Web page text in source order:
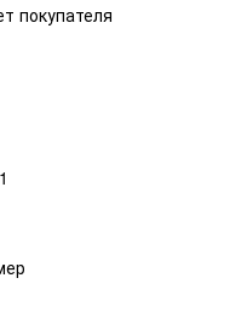
покупателя